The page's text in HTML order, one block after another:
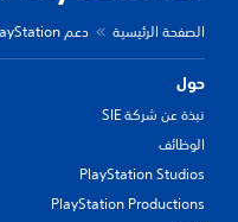
الصفحة الرئيسية دعم PlayStation
حول
نبذة عن شركة SIE
الوظائف
PlayStation Studios
PlayStation Productions